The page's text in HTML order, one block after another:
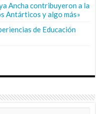
Ancha contribuyeron a la
Antárticos y algo más»
de Educación